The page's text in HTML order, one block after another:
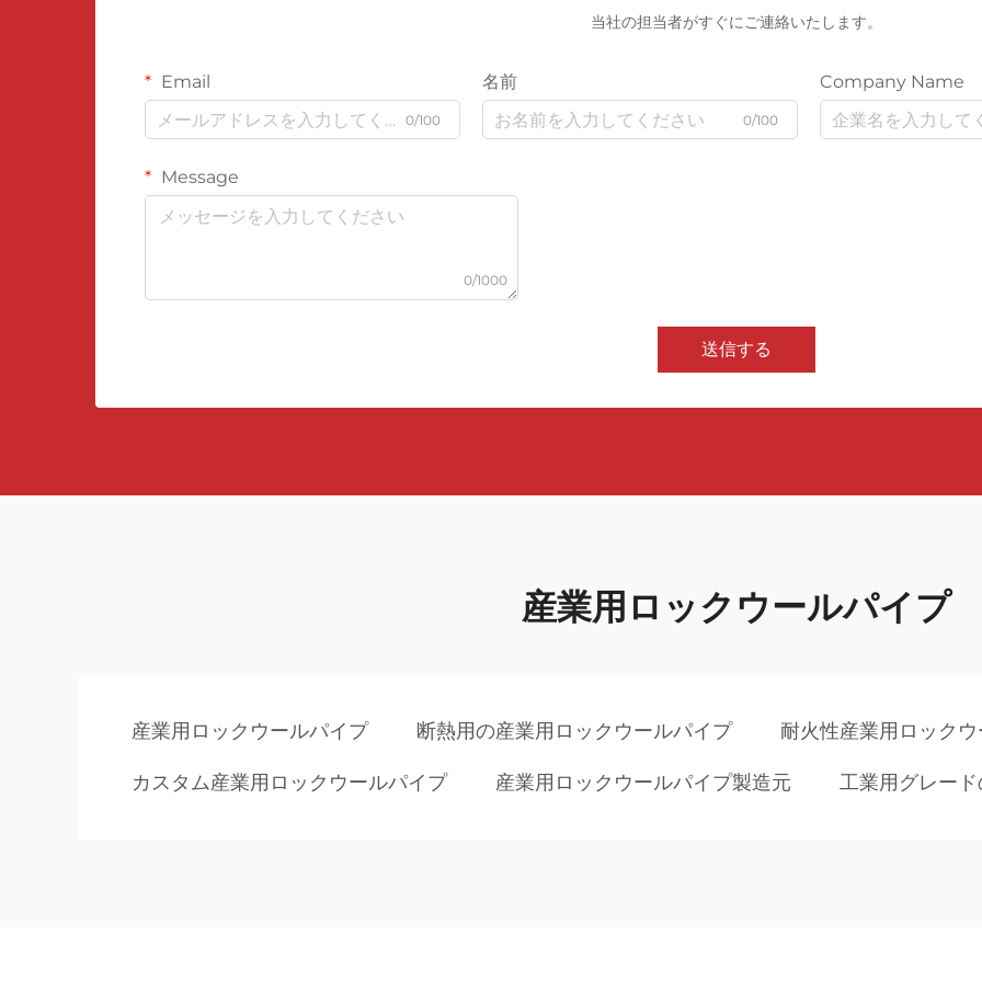
当社の担当者がすぐにご連絡いたします。
Email
0/100
名前
0/100
Company Name
Message
0/1000
送信する
産業用ロックウールパイプ
産業用ロックウールパイプ 断熱用の産業用ロックウールパイプ 耐火性産業用ロック
カスタム産業用ロックウールパイプ 産業用ロックウールパイプ製造元 工業用グレー